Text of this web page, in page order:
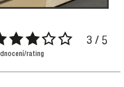
3 / 5
rating